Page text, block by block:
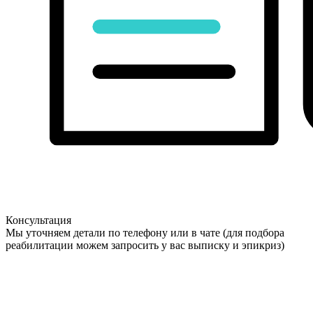
Консультация
Мы уточняем детали по телефону или в чате (для подбора
реабилитации можем запросить у вас выписку и эпикриз)